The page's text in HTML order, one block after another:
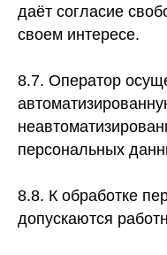
даёт согласие
своем интересе.
8.7. Оператор
персональных
8.8. К обработке
допускаются